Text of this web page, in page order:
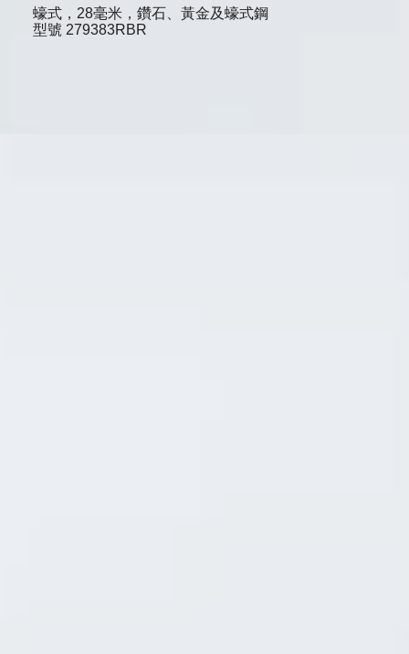
蠔式，28毫米，鑽石、黃金及蠔式鋼
型號 279383RBR